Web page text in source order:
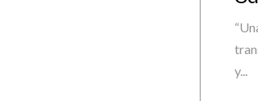
y...